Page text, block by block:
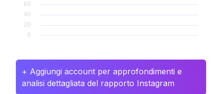
+ Aggiungi account per approfondimenti e
analisi dettagliata del rapporto Instagram